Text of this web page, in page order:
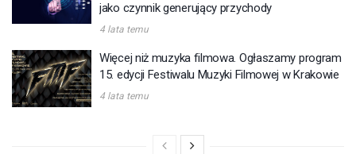
jako czynnik generujący przychody
4 lata temu
Więcej niż muzyka filmowa. Ogłaszamy program
15. edycji Festiwalu Muzyki Filmowej w Krakowie
4 lata temu